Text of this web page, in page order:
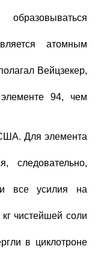
атомным
Вейцзекер,
94, чем
Для элемента
следовательно,
все усилия на
чистейшей соли
в циклотроне